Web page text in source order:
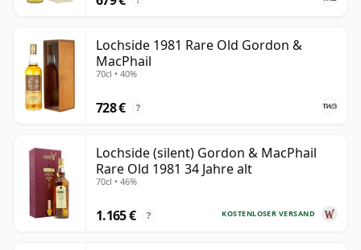
Lochside 1981 Rare Old Gordon &
MacPhail
70cl • 40%
728 € ?
Lochside (silent) Gordon & MacPhail
Rare Old 1981 34 Jahre alt
70cl • 46%
KOSTENLOSER VERSAND
1.165 € ?